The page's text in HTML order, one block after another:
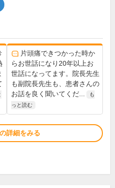
片頭痛できつかった時か
らお世話になり20年以上お
世話になってます。院長先生
も副院長先生も、患者さんの
お話を良く聞いてくだ...
も
っと読む
詳細をみる